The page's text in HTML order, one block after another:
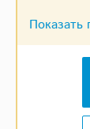
Показать